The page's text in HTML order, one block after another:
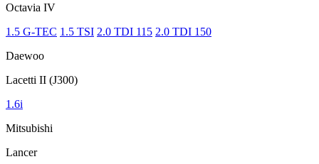
Octavia IV
1.5 G-TEC 1.5 TSI 2.0 TDI 115 2.0 TDI 150
Daewoo
Lacetti II (J300)
1.6i
Mitsubishi
Lancer